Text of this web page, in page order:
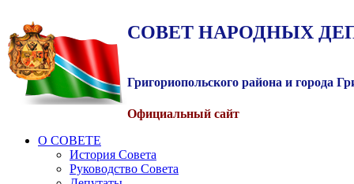
СОВЕТ НАРОДНЫХ
Григориопольского района и города
Официальный сайт
О СОВЕТЕ
История Совета
Руководство Совета